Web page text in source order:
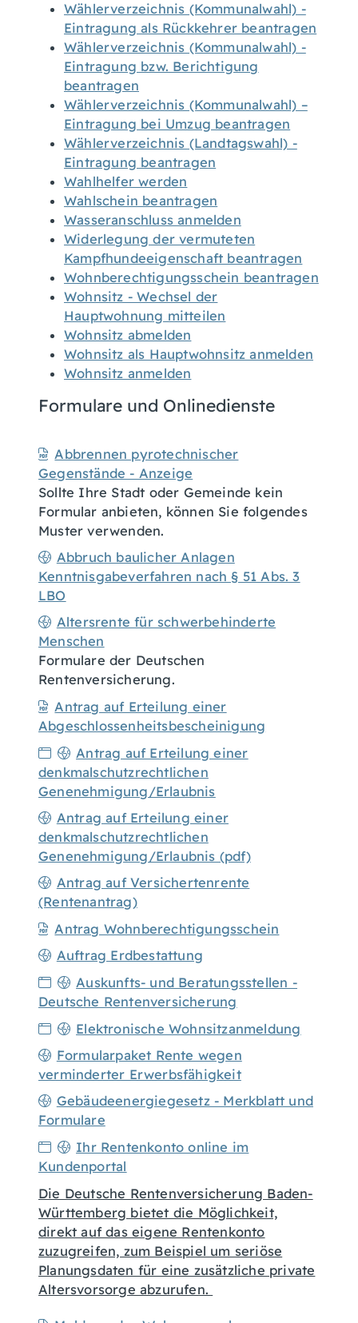
Wählerverzeichnis (Kommunalwahl) -
Eintragung als Rückkehrer beantragen
Wählerverzeichnis (Kommunalwahl) -
Eintragung bzw. Berichtigung
beantragen
Wählerverzeichnis (Kommunalwahl) –
Eintragung bei Umzug beantragen
Wählerverzeichnis (Landtagswahl) -
Eintragung beantragen
Wahlhelfer werden
Wahlschein beantragen
Wasseranschluss anmelden
Widerlegung der vermuteten
Kampfhundeeigenschaft beantragen
Wohnberechtigungsschein beantragen
Wohnsitz - Wechsel der
Hauptwohnung mitteilen
Wohnsitz abmelden
Wohnsitz als Hauptwohnsitz anmelden
Wohnsitz anmelden
Formulare und Onlinedienste
Abbrennen pyrotechnischer
Gegenstände - Anzeige
Sollte Ihre Stadt oder Gemeinde kein
Formular anbieten, können Sie folgendes
Muster verwenden.
Abbruch baulicher Anlagen
Kenntnisgabeverfahren nach § 51 Abs. 3
LBO
Altersrente für schwerbehinderte
Menschen
Formulare der Deutschen
Rentenversicherung.
Antrag auf Erteilung einer
Abgeschlossenheitsbescheinigung
Antrag auf Erteilung einer
denkmalschutzrechtlichen
Genenehmigung/Erlaubnis
Antrag auf Erteilung einer
denkmalschutzrechtlichen
Genenehmigung/Erlaubnis (pdf)
Antrag auf Versichertenrente
(Rentenantrag)
Antrag Wohnberechtigungsschein
Auftrag Erdbestattung
Auskunfts- und Beratungsstellen -
Deutsche Rentenversicherung
Elektronische Wohnsitzanmeldung
Formularpaket Rente wegen
verminderter Erwerbsfähigkeit
Gebäudeenergiegesetz - Merkblatt und
Formulare
Ihr Rentenkonto online im
Kundenportal
Die Deutsche Rentenversicherung Baden-
Württemberg bietet die Möglichkeit,
direkt auf das eigene Rentenkonto
zuzugreifen, zum Beispiel um seriöse
Planungsdaten für eine zusätzliche private
Altersvorsorge abzurufen.